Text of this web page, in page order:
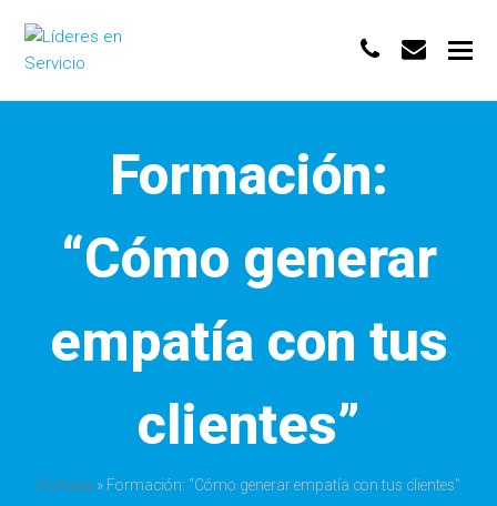
phone
Formación:
“Cómo generar
empatía con tus
clientes”
Portada » Formación: “Cómo generar empatía con tus clientes”